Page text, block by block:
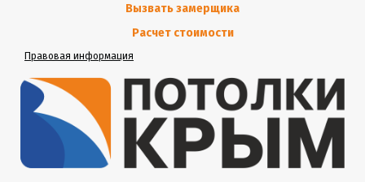
Вызвать замерщика
Расчет стоимости
Правовая информация